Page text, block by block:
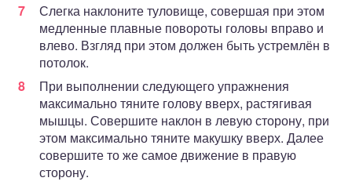
Слегка наклоните туловище, совершая при этом
медленные плавные повороты головы вправо и
влево. Взгляд при этом должен быть устремлён в
потолок.
При выполнении следующего упражнения
максимально тяните голову вверх, растягивая
мышцы. Совершите наклон в левую сторону, при
этом максимально тяните макушку вверх. Далее
совершите то же самое движение в правую
сторону.